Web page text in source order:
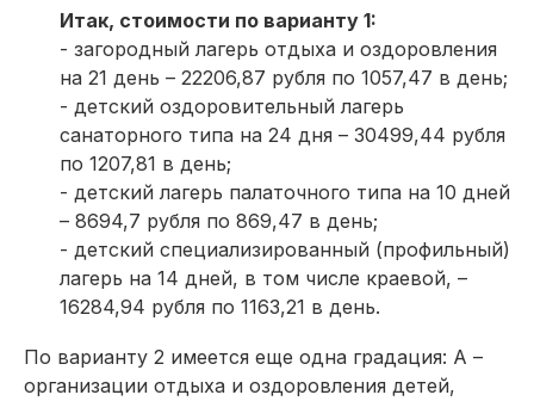
Итак, стоимости по варианту 1:
- загородный лагерь отдыха и оздоровления
на 21 день – 22206,87 рубля по 1057,47 в день;
- детский оздоровительный лагерь
санаторного типа на 24 дня – 30499,44 рубля
по 1207,81 в день;
- детский лагерь палаточного типа на 10 дней
– 8694,7 рубля по 869,47 в день;
- детский специализированный (профильный)
лагерь на 14 дней, в том числе краевой, –
16284,94 рубля по 1163,21 в день.
По варианту 2 имеется еще одна градация: А –
организации отдыха и оздоровления детей,